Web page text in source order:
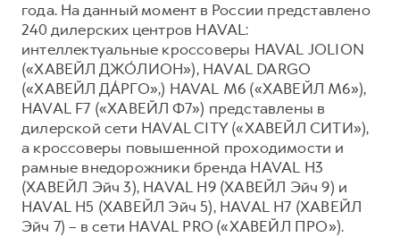
года. На данный момент в России представлено
240 дилерских центров HAVAL:
интеллектуальные кроссоверы HAVAL JOLION
(«ХАВЕЙЛ ДЖО́ЛИОН»), HAVAL DARGO
(«ХАВЕЙЛ ДА́РГО»,) HAVAL М6 («ХАВЕЙЛ M6»),
HAVAL F7 («ХАВЕЙЛ Ф7») представлены в
дилерской сети HAVAL CITY («ХАВЕЙЛ СИТИ»),
а кроссоверы повышенной проходимости и
рамные внедорожники бренда HAVAL H3
(ХАВЕЙЛ Эйч 3), HAVAL H9 (ХАВЕЙЛ Эйч 9) и
HAVAL H5 (ХАВЕЙЛ Эйч 5), HAVAL H7 (ХАВЕЙЛ
Эйч 7) – в сети HAVAL PRO («ХАВЕЙЛ ПРО»).